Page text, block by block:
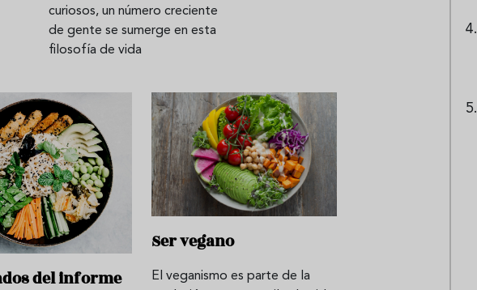
curiosos, un número creciente
de gente se sumerge en esta
filosofía de vida
del informe
Ser vegano
El veganismo es parte de la